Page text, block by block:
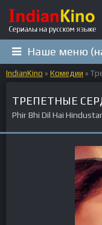
Наше меню
IndianKino » Комедии »
ТРЕПЕТНЫЕ
Phir Bhi Dil Hai